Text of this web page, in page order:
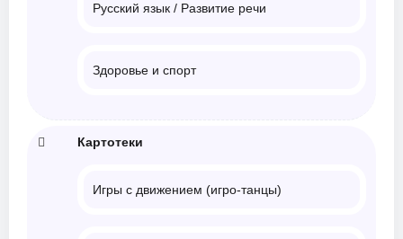
Русский язык / Развитие речи
Здоровье и спорт
Картотеки
Игры с движением (игро-танцы)